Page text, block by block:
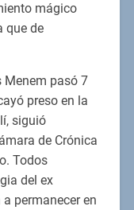
mágico
que de
Menem pasó 7
preso en la
siguió
de Crónica
Todos
del ex
permanecer en